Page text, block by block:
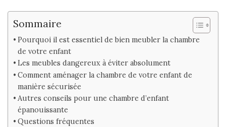
Sommaire
Pourquoi il est essentiel de bien meubler la chambre
de votre enfant
Les meubles dangereux à éviter absolument
Comment aménager la chambre de votre enfant de
manière sécurisée
Autres conseils pour une chambre d’enfant
épanouissante
Questions fréquentes